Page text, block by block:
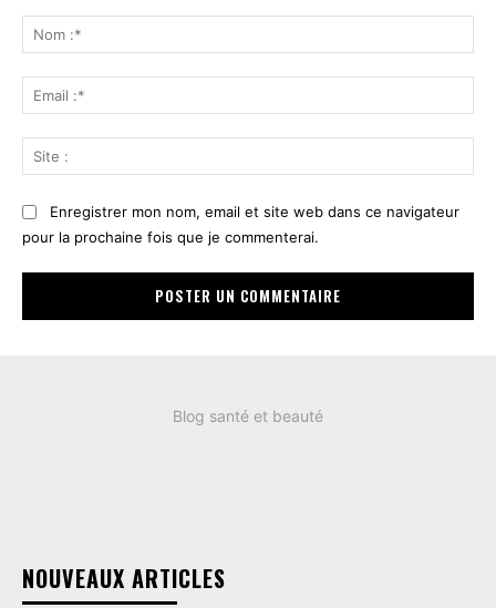
:*
:*
:
Enregistrer mon nom, email et site web dans ce navigateur
pour la prochaine fois que je commenterai.
Blog santé et beauté
NOUVEAUX ARTICLES